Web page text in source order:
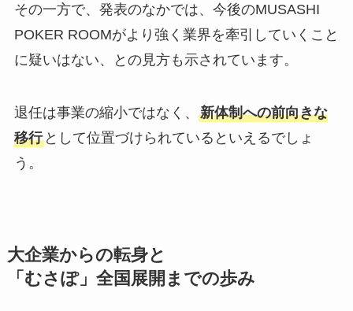
その一方で、発表のなかでは、今後のMUSASHI
POKER ROOMがより強く業界を牽引していくこと
に疑いはない、との見方も示されています。
退任は事業の縮小ではなく、 新体制への前向きな
移行として位置づけられているといえるでしょ
う。
大企業からの転身と
「むさぽ」全国展開までの歩み